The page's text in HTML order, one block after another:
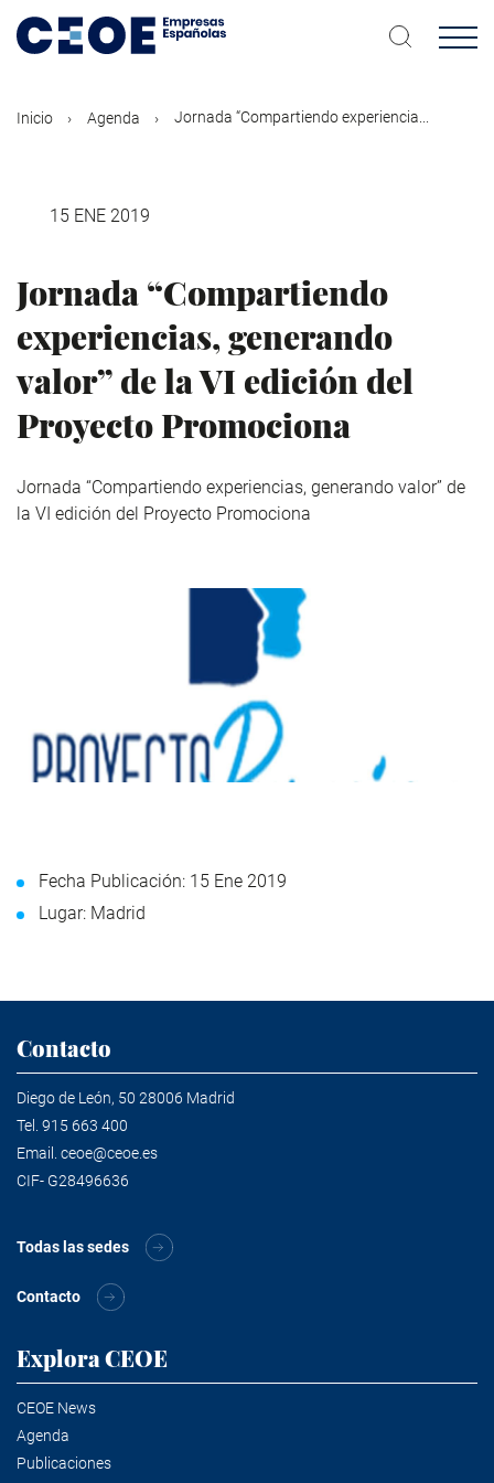
contenido
Inicio Agenda Jornada “Compartiendo experiencia...
15 ENE 2019
Jornada “Compartiendo
experiencias, generando
valor” de la VI edición del
Proyecto Promociona
Jornada “Compartiendo experiencias, generando valor” de
la VI edición del Proyecto Promociona
Fecha Publicación: 15 Ene 2019
Lugar: Madrid
Contacto
Diego de León, 50 28006 Madrid
Tel. 915 663 400
Email. ceoe@ceoe.es
CIF- G28496636
Todas las sedes
Contacto
Explora CEOE
CEOE News
Agenda
Publicaciones